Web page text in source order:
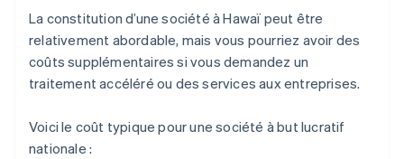
La constitution d’une société à Hawaï peut être
relativement abordable, mais vous pourriez avoir des
coûts supplémentaires si vous demandez un
traitement accéléré ou des services aux entreprises.
Voici le coût typique pour une société à but lucratif
nationale :